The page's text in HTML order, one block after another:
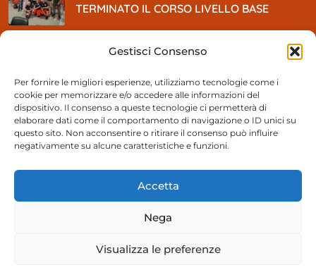
Gestisci Consenso
Per fornire le migliori esperienze, utilizziamo tecnologie come i
cookie per memorizzare e/o accedere alle informazioni del
dispositivo. Il consenso a queste tecnologie ci permetterà di
elaborare dati come il comportamento di navigazione o ID unici su
questo sito. Non acconsentire o ritirare il consenso può influire
negativamente su alcune caratteristiche e funzioni.
Accetta
Nega
Visualizza le preferenze
TERMINATO IL CORSO LIVELLO BASE
MAGGIO5, 2026
So BEER Party
055 894991